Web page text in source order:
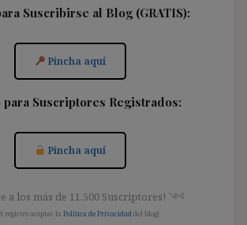
Suscribirse al Blog (GRATIS):
Pincha aquí
para Suscriptores Registrados:
Pincha aquí
a los más de 11.500 Suscriptores! ༺
registro aceptas la Política de Privacidad del blog]